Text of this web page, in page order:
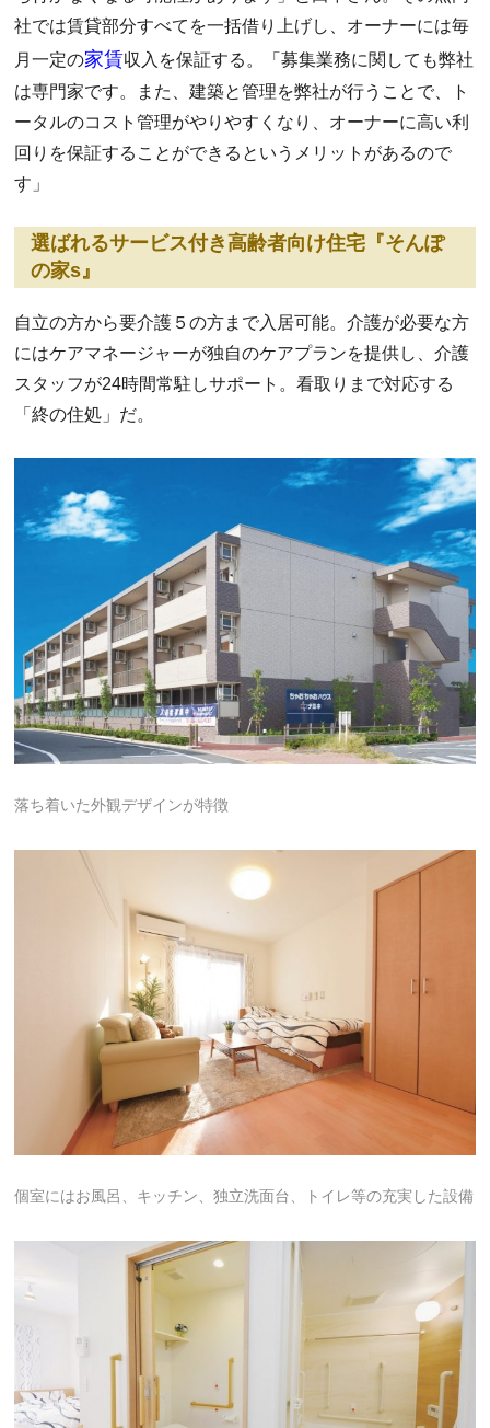
社では賃貸部分すべてを一括借り上げし、オーナーには毎
月一定の家賃収入を保証する。「募集業務に関しても弊社
は専門家です。また、建築と管理を弊社が行うことで、ト
ータルのコスト管理がやりやすくなり、オーナーに高い利
回りを保証することができるというメリットがあるので
す」
選ばれるサービス付き高齢者向け住宅『そんぽ
の家s』
自立の方から要介護５の方まで入居可能。介護が必要な方
にはケアマネージャーが独自のケアプランを提供し、介護
スタッフが24時間常駐しサポート。看取りまで対応する
「終の住処」だ。
落ち着いた外観デザインが特徴
個室にはお風呂、キッチン、独立洗面台、トイレ等の充実した設備